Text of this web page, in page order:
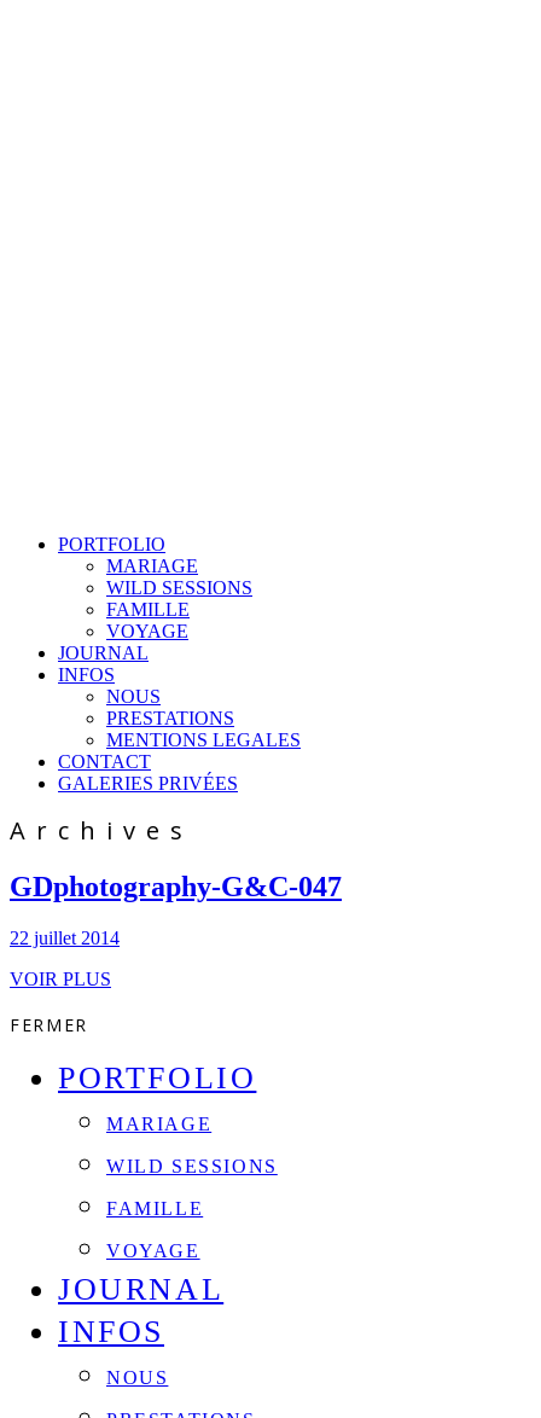
PORTFOLIO
MARIAGE
WILD SESSIONS
FAMILLE
VOYAGE
JOURNAL
INFOS
NOUS
PRESTATIONS
MENTIONS LEGALES
CONTACT
GALERIES PRIVÉES
Archives
GDphotography-G&C-047
22 juillet 2014
VOIR PLUS
FERMER
PORTFOLIO
MARIAGE
WILD SESSIONS
FAMILLE
VOYAGE
JOURNAL
INFOS
NOUS